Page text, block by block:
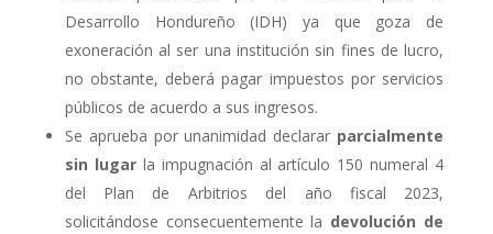
Desarrollo Hondureño (IDH) ya que goza de
exoneración al ser una institución sin fines de lucro,
no obstante, deberá pagar impuestos por servicios
públicos de acuerdo a sus ingresos.
Se aprueba por unanimidad declarar parcialmente
sin lugarla impugnación al artículo 150 numeral 4
del Plan de Arbitrios del año fiscal 2023,
solicitándose consecuentemente la devolución de